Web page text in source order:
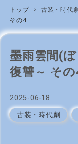
トップ > 古装・時代劇
その4
2025-06-18
墨雨雲間(
復讐～ その
古装・時代劇